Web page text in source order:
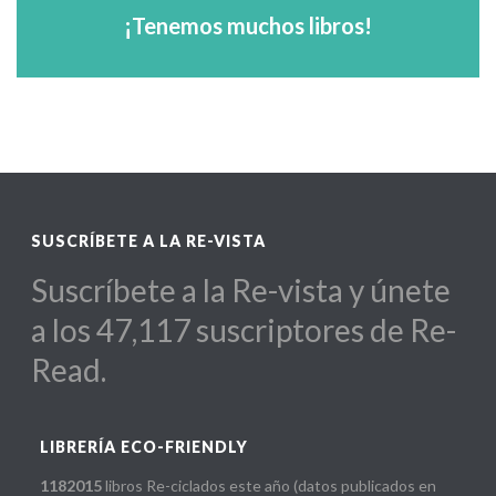
¡Tenemos muchos libros!
Para escuelas, diseñadores, hoteles,
arquitectos...
SUSCRÍBETE A LA RE-VISTA
Suscríbete a la Re-vista y únete
a los 47,117 suscriptores de Re-
Read.
LIBRERÍA ECO-FRIENDLY
1182015libros Re-ciclados este año (datos publicados en